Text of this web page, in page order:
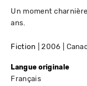
Un moment
ans.
Fiction 2006
Langue originale
Français